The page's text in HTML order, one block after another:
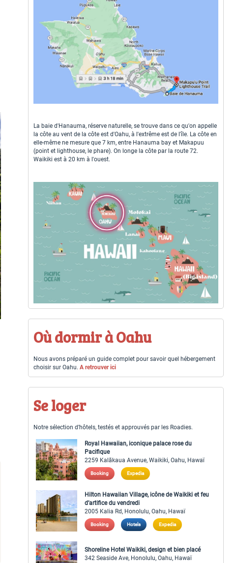
La baie d'Hanauma, réserve naturelle, se trouve dans ce qu'on appelle
la côte au vent de la côte est d'Oahu, à l'extrême est de l'île. La côte en
elle-même ne mesure que 7 km, entre Hanauma bay et Makapuu
(point et lighthouse, le phare). On longe la côte par la route 72.
Waikiki est à 20 km à l'ouest.
Où dormir à Oahu
Nous avons préparé un guide complet pour savoir quel hébergement
choisir sur Oahu. A retrouver ici
Se loger
Notre sélection d’hôtels, testés et approuvés par les Roadies.
Royal Hawaiian, iconique palace rose du
Pacifique
2259 Kalākaua Avenue, Waikiki, Oahu, Hawaï
Booking Expedia
Hilton Hawaiian Village, icône de Waikiki et feu
d’artifice du vendredi
2005 Kalia Rd, Honolulu, Oahu, Hawaï
Booking Hotels Expedia
Shoreline Hotel Waikiki, design et bien placé
342 Seaside Ave, Honolulu, Oahu, Hawaï